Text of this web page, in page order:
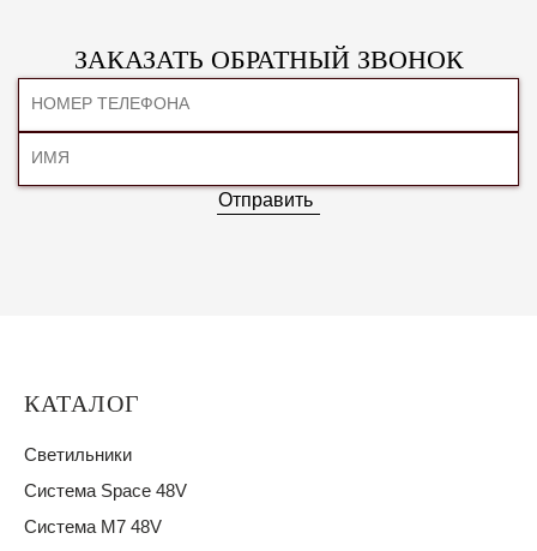
ЗАКАЗАТЬ ОБРАТНЫЙ ЗВОНОК
Отправить
КАТАЛОГ
Светильники
Система Space 48V
Система M7 48V